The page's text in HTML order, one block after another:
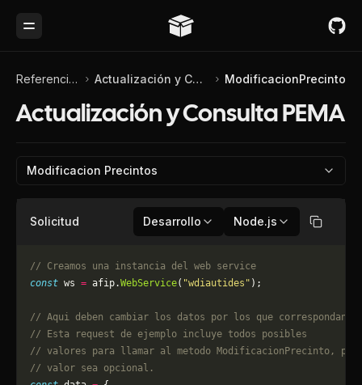
Toggle Menu
Referencia de API Actualización y Consulta PEMA ModificacionPrecinto
Actualización y Consulta PEMA
Modificacion Precintos
Solicitud Desarrollo Node.js Copiar
// Creamos una instancia del web service
const ws = afip.WebService( "wdiautides" );
// Aqui deben cambiar los datos por los que correspondan.
// Esta request de ejemplo incluye todos posibles
// valores para llamar al metodo ModificacionPrecinto,
// valor sea opcional.